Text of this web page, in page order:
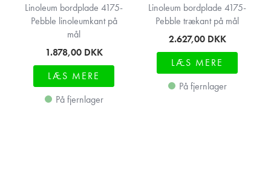
Linoleum bordplade 4175-
Pebble linoleumkant på
mål
1.878,00 DKK
LÆS MERE
På fjernlager
Linoleum bordplade 4175-
Pebble trækant på mål
2.627,00 DKK
LÆS MERE
På fjernlager